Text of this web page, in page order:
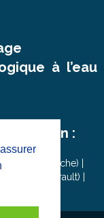
à l’eau
:
( Ardéche) |
(Hérault)